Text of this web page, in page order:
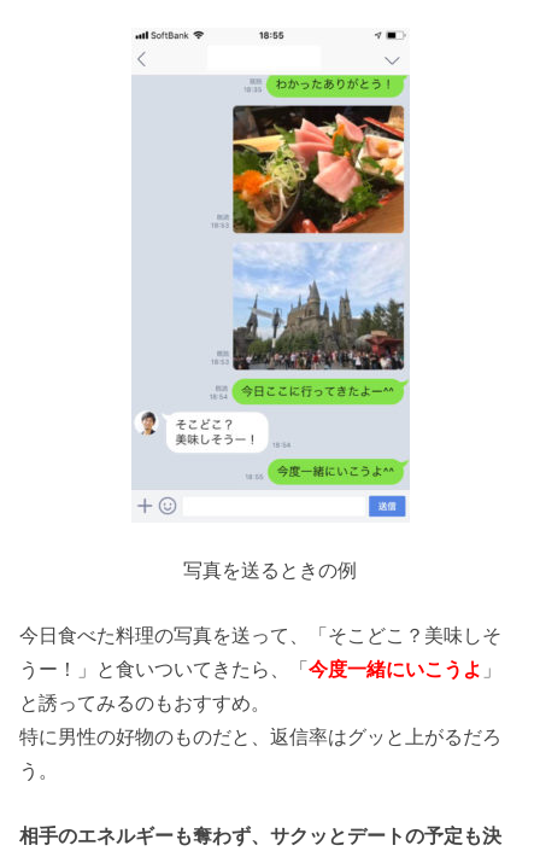
写真を送るときの例
今日食べた料理の写真を送って、「そこどこ？美味しそ
うー！」と食いついてきたら、「今度一緒にいこうよ 」
と誘ってみるのもおすすめ。
特に男性の好物のものだと、返信率はグッと上がるだろ
う。
相手のエネルギーも奪わず、サクッとデートの予定も決